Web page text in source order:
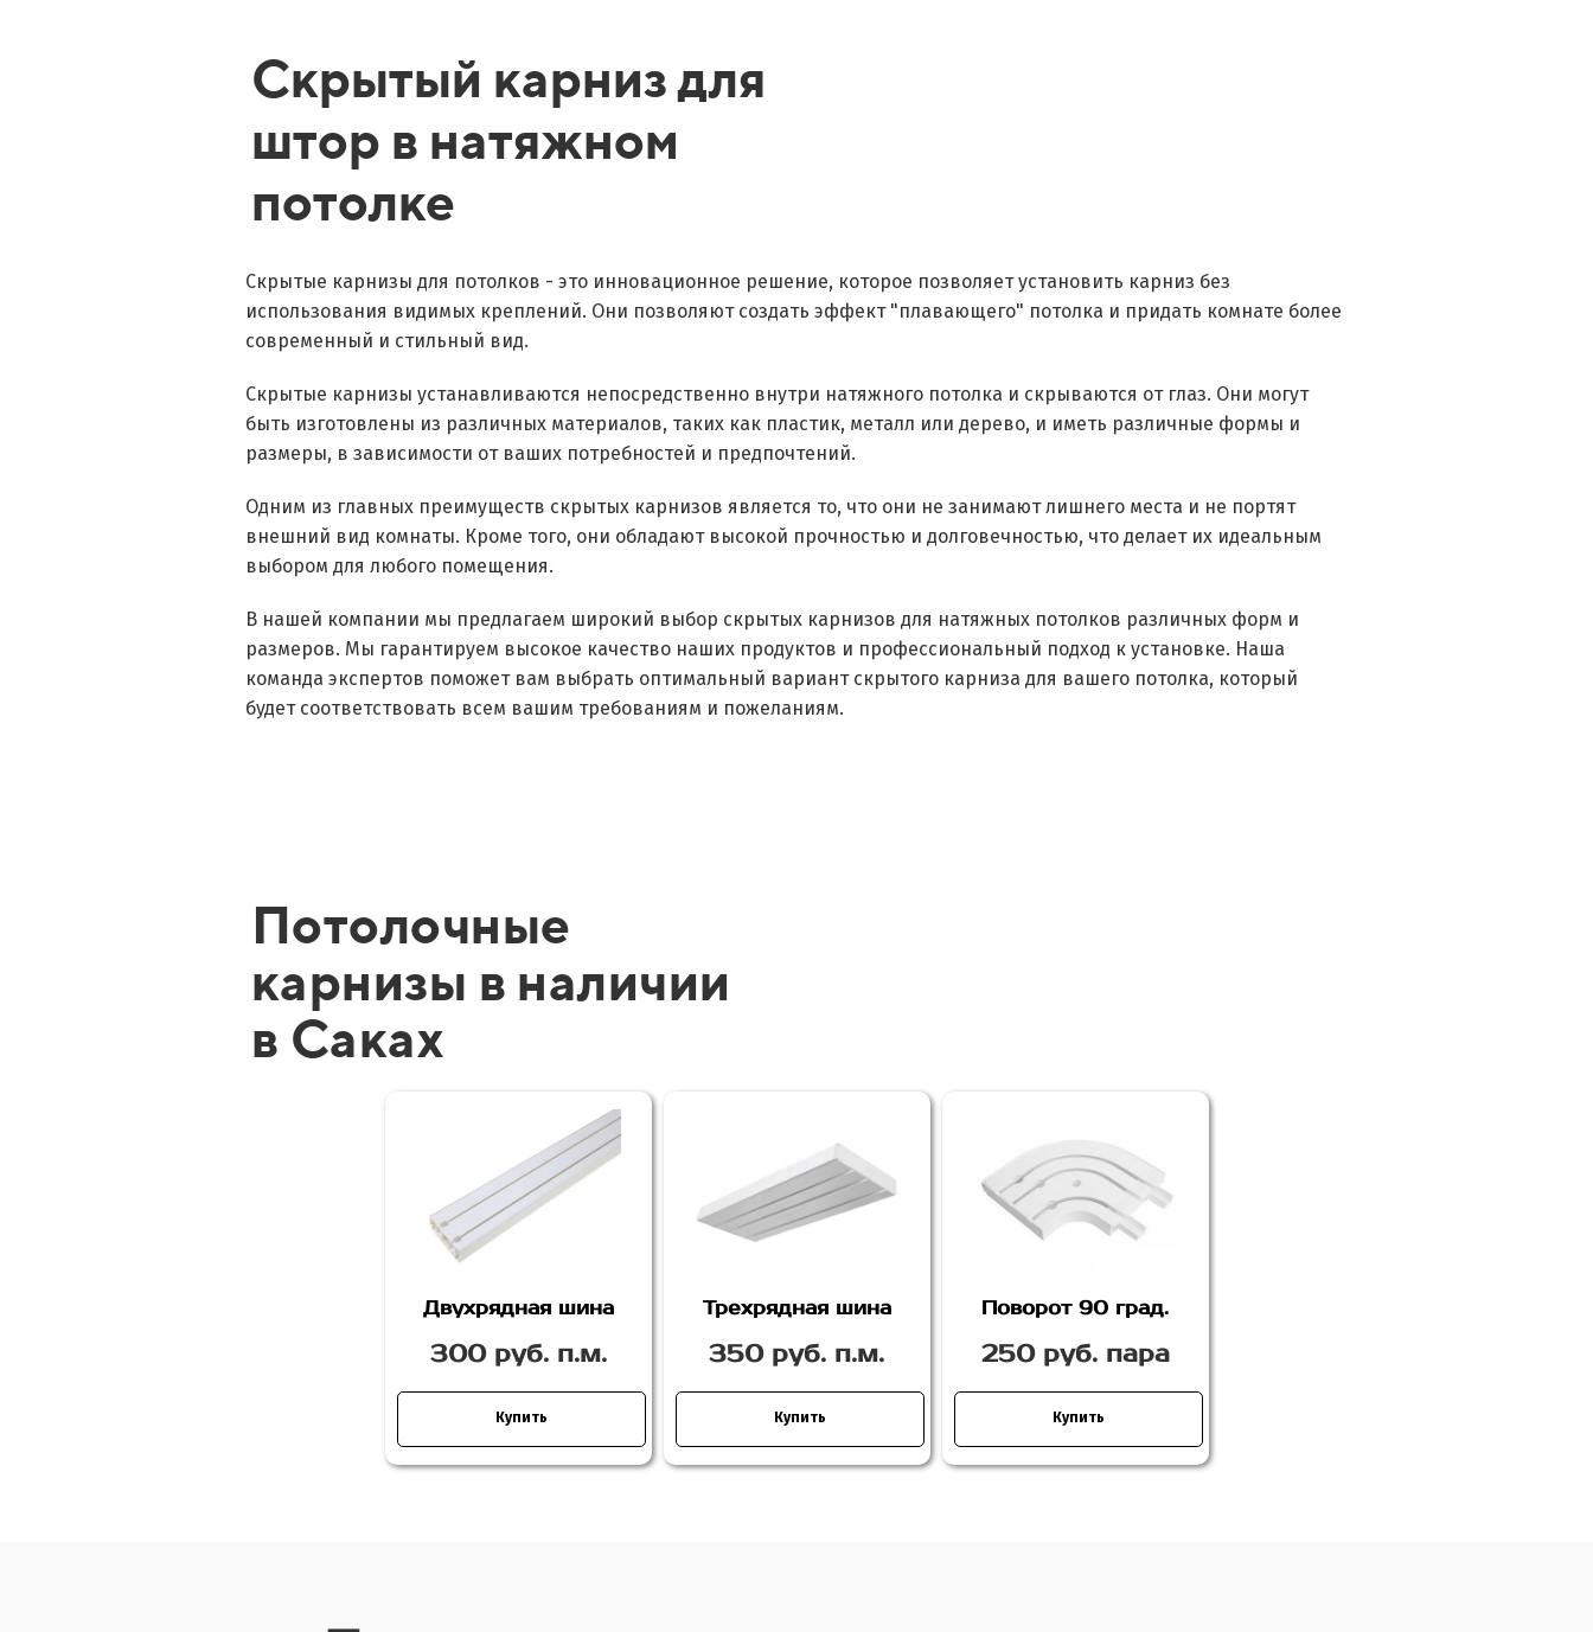
Скрытый карниз для
штор в натяжном
потолке
Скрытые карнизы для потолков - это инновационное решение, которое позволяет установить карниз без
использования видимых креплений. Они позволяют создать эффект "плавающего" потолка и придать комнате более
современный и стильный вид.
Скрытые карнизы устанавливаются непосредственно внутри натяжного потолка и скрываются от глаз. Они могут
быть изготовлены из различных материалов, таких как пластик, металл или дерево, и иметь различные формы и
размеры, в зависимости от ваших потребностей и предпочтений.
Одним из главных преимуществ скрытых карнизов является то, что они не занимают лишнего места и не портят
внешний вид комнаты. Кроме того, они обладают высокой прочностью и долговечностью, что делает их идеальным
выбором для любого помещения.
В нашей компании мы предлагаем широкий выбор скрытых карнизов для натяжных потолков различных форм и
размеров. Мы гарантируем высокое качество наших продуктов и профессиональный подход к установке. Наша
команда экспертов поможет вам выбрать оптимальный вариант скрытого карниза для вашего потолка, который
будет соответствовать всем вашим требованиям и пожеланиям.
Потолочные
карнизы в наличии
в Саках
Двухрядная шина
300 руб. п.м.
Купить
Трехрядная шина
350 руб. п.м.
Купить
Поворот 90 град.
250 руб. пара
Купить